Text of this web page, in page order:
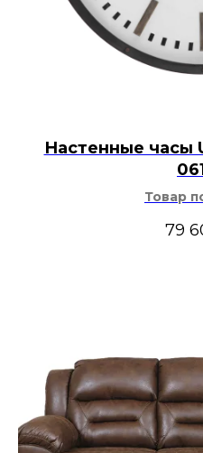
Настенные часы
Товар
79